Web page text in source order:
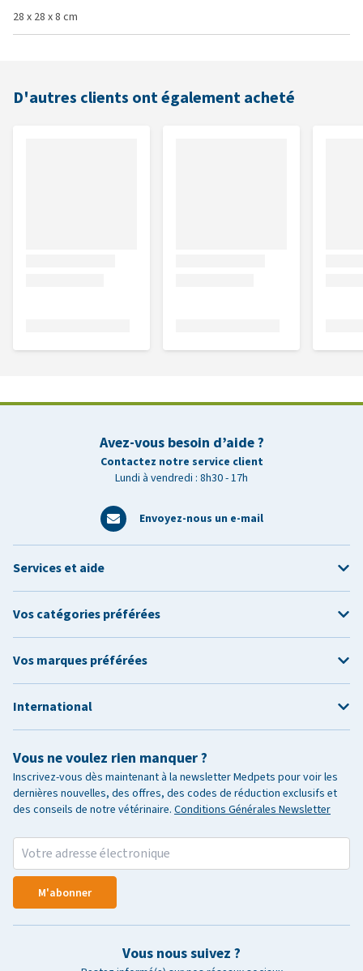
28 x 28 x 8 cm
D'autres clients ont également acheté
Avez-vous besoin d’aide ?
Contactez notre service client
Lundi à vendredi : 8h30 - 17h
Envoyez-nous un e-mail
Vous ne voulez rien manquer ?
Inscrivez-vous dès maintenant à la newsletter Medpets pour voir les
dernières nouvelles, des offres, des codes de réduction exclusifs et
des conseils de notre vétérinaire. Conditions Générales Newsletter
M'abonner
Vous nous suivez ?
Services et aide
Vos catégories préférées
Vos marques préférées
International